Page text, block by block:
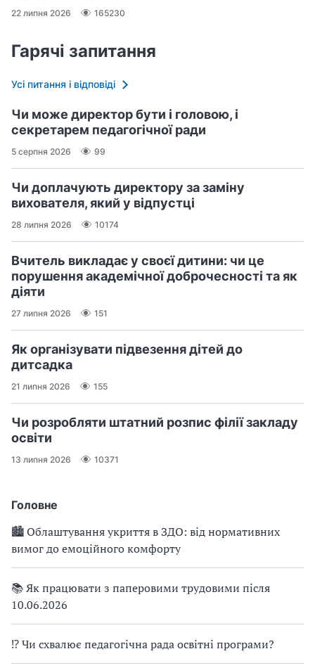
Головне
🏙 Облаштування укриття в ЗДО: від нормативних
вимог до емоційного комфорту
📚 Як працювати з паперовими трудовими після
10.06.2026
⁉ Чи схвалює педагогічна рада освітні програми?
22 липня 2026 165230
Гарячі запитання
Усі питання і відповіді
Чи може директор бути і головою, і
секретарем педагогічної ради
5 серпня 2026 99
Чи доплачують директору за заміну
вихователя, який у відпустці
28 липня 2026 10174
Вчитель викладає у своєї дитини: чи це
порушення академічної доброчесності та як
діяти
27 липня 2026 151
Як організувати підвезення дітей до
дитсадка
21 липня 2026 155
Чи розробляти штатний розпис філії закладу
освіти
13 липня 2026 10371